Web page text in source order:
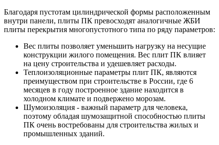
Благодаря пустотам цилиндрической формы расположенным
внутри панели, плиты ПК превосходят аналогичные ЖБИ
плиты перекрытия многопустотного типа по ряду параметров:
Вес плиты позволяет уменьшить нагрузку на несущие
конструкции жилого помещения. Вес плит ПК влияет
на цену строительства и удешевляет расходы.
Теплоизоляционные параметры плит ПК, являются
преимуществом при строительстве в России, где 6
месяцев в году построенное здание находится в
холодном климате и подвержено морозам.
Шумоизоляция - важный параметр для человека,
поэтому обладая шумозащитной способностью плиты
ПК очень востребованы для строительства жилых и
промышленных зданий.